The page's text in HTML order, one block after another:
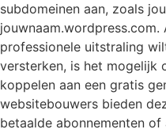
subdomeinen aan, zoals
jouwnaam.wordpress.com.
professionele uitstraling
versterken, is het mogelijk
koppelen aan een gratis
websitebouwers bieden
betaalde abonnementen